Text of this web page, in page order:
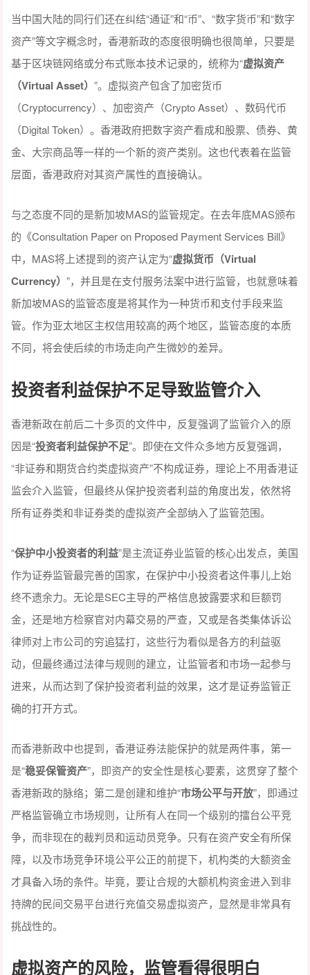
当中国大陆的同行们还在纠结“通证”和“币”、“数字货币”和“数字
资产”等文字概念时，香港新政的态度很明确也很简单，只要是
基于区块链网络或分布式账本技术记录的，统称为“虚拟资产
（Virtual Asset）”。虚拟资产包含了加密货币
（Cryptocurrency）、加密资产（Crypto Asset）、数码代币
（Digital Token）。香港政府把数字资产看成和股票、债券、黄
金、大宗商品等一样的一个新的资产类别。这也代表着在监管
层面，香港政府对其资产属性的直接确认。
与之态度不同的是新加坡MAS的监管规定。在去年底MAS颁布
的《Consultation Paper on Proposed Payment Services Bill》
中，MAS将上述提到的资产认定为“虚拟货币（Virtual
Currency）”，并且是在支付服务法案中进行监管，也就意味着
新加坡MAS的监管态度是将其作为一种货币和支付手段来监
管。作为亚太地区主权信用较高的两个地区，监管态度的本质
不同，将会使后续的市场走向产生微妙的差异。
投资者利益保护不足导致监管介入
香港新政在前后二十多页的文件中，反复强调了监管介入的原
因是“投资者利益保护不足”。即使在文件众多地方反复强调，
“非证券和期货合约类虚拟资产”不构成证券，理论上不用香港证
监会介入监管，但最终从保护投资者利益的角度出发，依然将
所有证券类和非证券类的虚拟资产全部纳入了监管范围。
“保护中小投资者的利益”是主流证券业监管的核心出发点，美国
作为证券监管最完善的国家，在保护中小投资者这件事儿上始
终不遗余力。无论是SEC主导的严格信息披露要求和巨额罚
金，还是地方检察官对内幕交易的严查，又或是各类集体诉讼
律师对上市公司的穷追猛打，这些行为看似是各方的利益驱
动，但最终通过法律与规则的建立，让监管者和市场一起参与
进来，从而达到了保护投资者利益的效果，这才是证券监管正
确的打开方式。
而香港新政中也提到，香港证券法能保护的就是两件事，第一
是“稳妥保管资产”，即资产的安全性是核心要素，这贯穿了整个
香港新政的脉络；第二是创建和维护“市场公平与开放”，即通过
严格监管确立市场规则，让所有人在同一个级别的擂台公平竞
争，而非现在的裁判员和运动员竞争。只有在资产安全有所保
障，以及市场竞争环境公平公正的前提下，机构类的大额资金
才具备入场的条件。毕竟，要让合规的大额机构资金进入到非
持牌的民间交易平台进行充值交易虚拟资产，显然是非常具有
挑战性的。
虚拟资产的风险， 监管看得很明白